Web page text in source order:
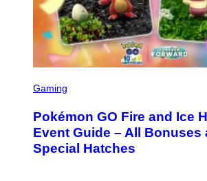
C
E
N
S
H
Gaming
Pokémon GO Fire and Ice
Event Guide – All Bonuses
Special Hatches